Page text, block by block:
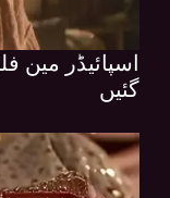
اسپائیڈر مین
گئیں